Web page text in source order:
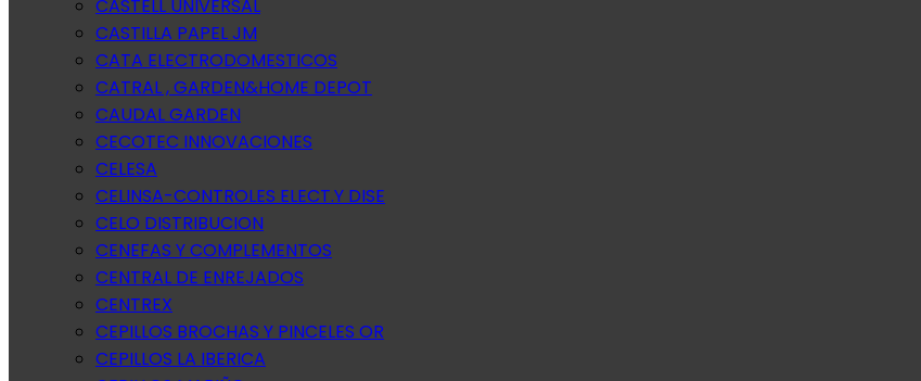
CASTELL UNIVERSAL
CASTILLA PAPEL JM
CATA ELECTRODOMESTICOS
CATRAL , GARDEN&HOME DEPOT
CAUDAL GARDEN
CECOTEC INNOVACIONES
CELESA
CELINSA-CONTROLES ELECT.Y DISE
CELO DISTRIBUCION
CENEFAS Y COMPLEMENTOS
CENTRAL DE ENREJADOS
CENTREX
CEPILLOS BROCHAS Y PINCELES OR
CEPILLOS LA IBERICA